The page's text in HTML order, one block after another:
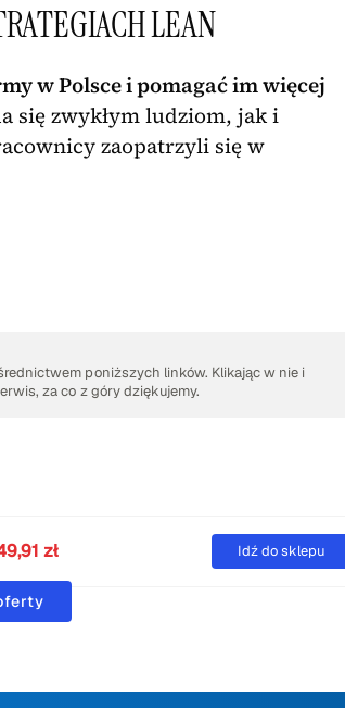
LEAN
w Polsce i pomagać im więcej
się zwykłym ludziom, jak i
zaopatrzyli się w
poniższych linków. Klikając w nie i
za co z góry dziękujemy.
zł Idź do sklepu